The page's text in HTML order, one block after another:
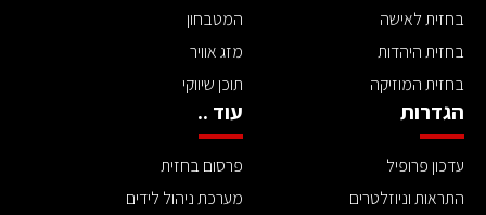
בחזית לאישה
בחזית היהדות
בחזית המוזיקה
המטבחון
מזג אוויר
תוכן שיווקי
הגדרות
עדכון פרופיל
התראות וניוזלטרים
עוד ..
פרסום בחזית
מערכת ניהול לידים